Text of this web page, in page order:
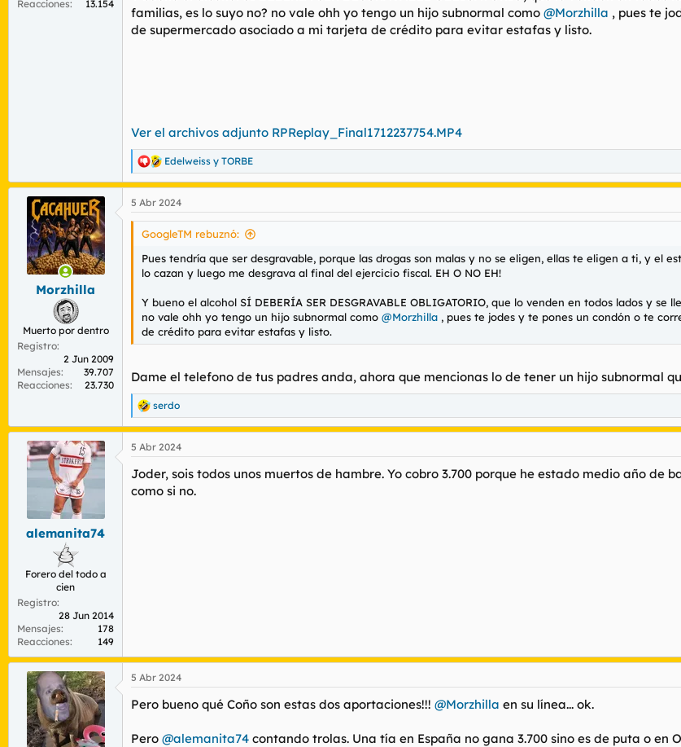
Reacciones
13.154
familias, es lo suyo no? no vale ohh yo tengo un hijo subnormal como @Morzhilla , pues te
de supermercado asociado a mi tarjeta de crédito para evitar estafas y listo.
Ver el archivos adjunto RPReplay_Final1712237754.MP4
R
e
a
c
c
Edelweiss y TORBE
Morzhilla
Muerto por dentro
Registro
2 Jun 2009
Mensajes
39.707
Reacciones
23.730
5 Abr 2024
GoogleTM rebuznó:
Pues tendría que ser desgravable, porque las drogas son malas y no se eligen, ellas te eligen a ti, y el
lo cazan y luego me desgrava al final del ejercicio fiscal. EH O NO EH!
Y bueno el alcohol SÍ DEBERÍA SER DESGRAVABLE OBLIGATORIO, que lo venden en todos lados y
no vale ohh yo tengo un hijo subnormal como @Morzhilla , pues te jodes y te pones un condón o te
de crédito para evitar estafas y listo.
Dame el telefono de tus padres anda, ahora que mencionas lo de tener un hijo subnormal
R
e
a
c
i
o
serdo
alemanita74
Forero del todo a
cien
Registro
28 Jun 2014
Mensajes
178
Reacciones
149
5 Abr 2024
Joder, sois todos unos muertos de hambre. Yo cobro 3.700 porque he estado medio año
como si no.
5 Abr 2024
Pero bueno qué Coño son estas dos aportaciones!!! @Morzhilla en su línea... ok.
Pero @alemanita74 contando trolas. Una tía en España no gana 3.700 sino es de puta o en